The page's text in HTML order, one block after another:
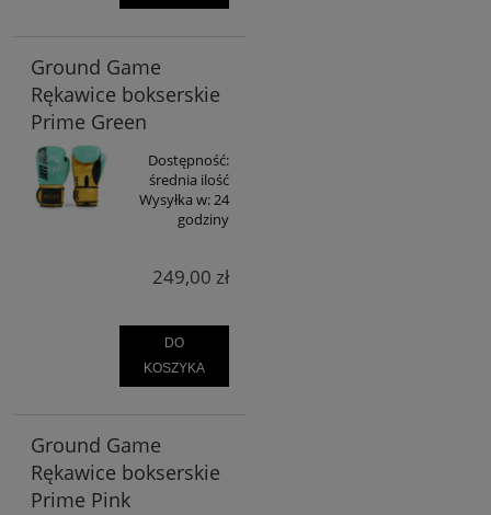
Ground Game
Rękawice bokserskie
Prime Green
Dostępność:
średnia ilość
Wysyłka w:24
godziny
249,00 zł
DO
KOSZYKA
Ground Game
Rękawice bokserskie
Prime Pink